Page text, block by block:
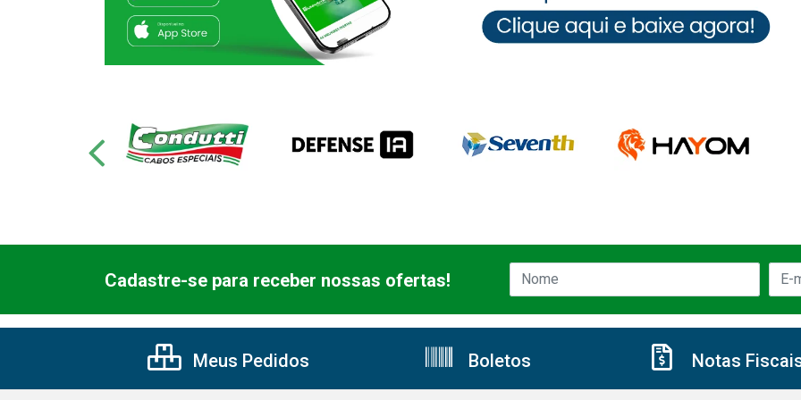
Cadastre-se para receber nossas ofertas!
Meus Pedidos Boletos Notas